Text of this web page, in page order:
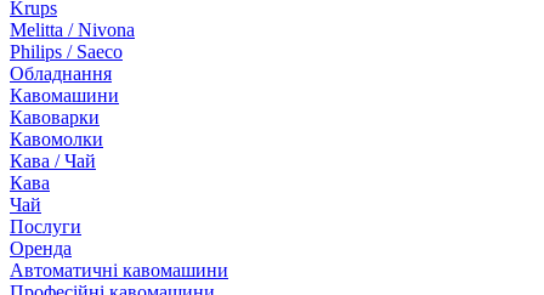
Krups
Melitta / Nivona
Philips / Saeco
Обладнання
Кавомашини
Кавоварки
Кавомолки
Кава / Чай
Кава
Чай
Послуги
Оренда
Автоматичні кавомашини